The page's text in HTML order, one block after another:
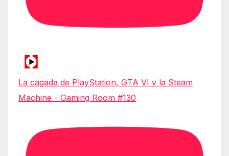
La cagada de PlayStation, GTA VI y la Steam
Machine - Gaming Room #130